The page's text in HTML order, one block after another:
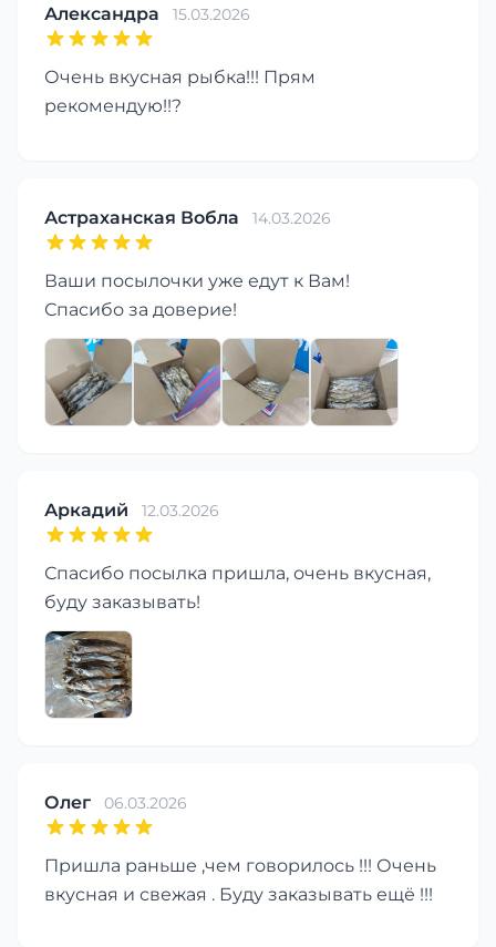
Александра 15.03.2026
Очень вкусная рыбка!!! Прям
рекомендую!!?
Астраханская Вобла 14.03.2026
Ваши посылочки уже едут к Вам!
Спасибо за доверие!
Аркадий 12.03.2026
Спасибо посылка пришла, очень вкусная,
буду заказывать!
Олег 06.03.2026
Пришла раньше ,чем говорилось !!! Очень
вкусная и свежая . Буду заказывать ещё !!!